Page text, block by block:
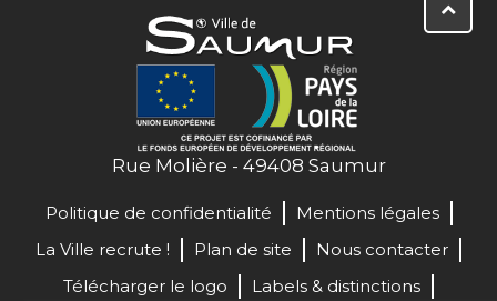
Rue Molière - 49408 Saumur
Politique de confidentialité
Mentions légales
La Ville recrute !
Plan de site
Nous contacter
Télécharger le logo
Labels & distinctions